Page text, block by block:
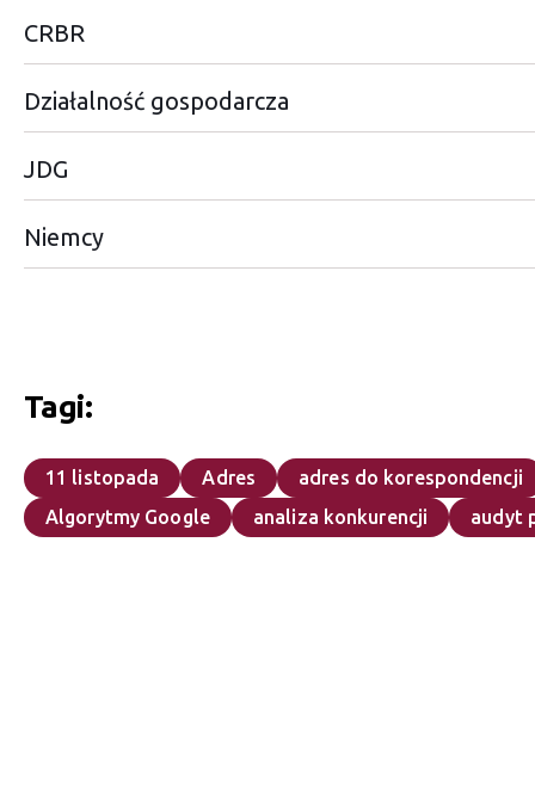
CRBR
Działalność gospodarcza
JDG
Niemcy
Tagi:
11 listopada Adres
adres do korespondencji
Algorytmy Google
analiza konkurencji audyt